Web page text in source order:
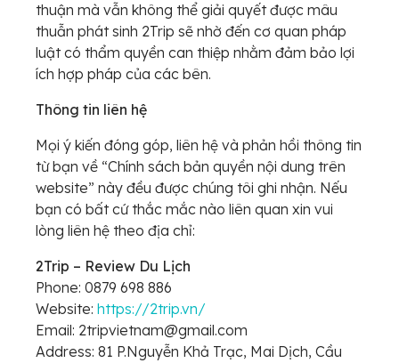
thuận mà vẫn không thể giải quyết được mâu
thuẫn phát sinh 2Trip sẽ nhờ đến cơ quan pháp
luật có thẩm quyền can thiệp nhằm đảm bảo lợi
ích hợp pháp của các bên.
Thông tin liên hệ
Mọi ý kiến đóng góp, liên hệ và phản hồi thông tin
từ bạn về “Chính sách bản quyền nội dung trên
website” này đều được chúng tôi ghi nhận. Nếu
bạn có bất cứ thắc mắc nào liên quan xin vui
lòng liên hệ theo địa chỉ:
2Trip – Review Du Lịch
Phone: 0879 698 886
Website: https://2trip.vn/
Email: 2tripvietnam@gmail.com
Address: 81 P.Nguyễn Khả Trạc, Mai Dịch, Cầu